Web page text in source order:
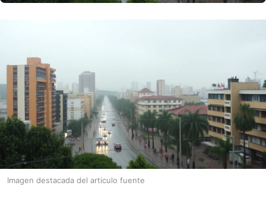
Imagen destacada del articulo fuente